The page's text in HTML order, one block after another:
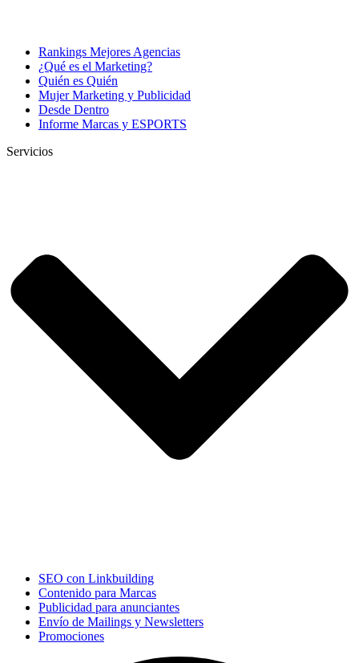
Rankings Mejores Agencias
¿Qué es el Marketing?
Quién es Quién
Mujer Marketing y Publicidad
Desde Dentro
Informe Marcas y ESPORTS
Servicios
SEO con Linkbuilding
Contenido para Marcas
Publicidad para anunciantes
Envío de Mailings y Newsletters
Promociones